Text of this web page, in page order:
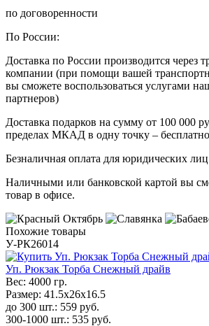
по договоренности
По России:
Доставка по России производится через
компании (при помощи вашей
вы сможете воспользоваться услугами
партнеров)
Доставка подарков на сумму от 100 000
пределах МКАД в одну точку –
Безналичная оплата для юридических
Наличными или банковской картой вы
товар в офисе.
Похожие товары
У-РК26014
Уп. Рюкзак Торба Снежный драйв
Вес: 4000 гр.
Размер: 41.5х26х16.5
до 300 шт.: 559 руб.
300-1000 шт.: 535 руб.